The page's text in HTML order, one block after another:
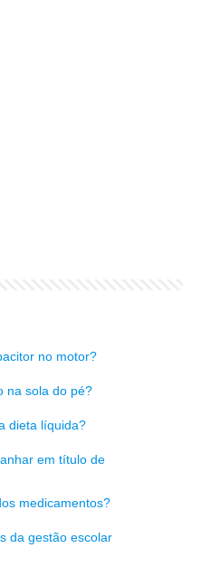
no motor?
na sola do pé?
dieta líquida?
em título de
medicamentos?
da gestão escolar